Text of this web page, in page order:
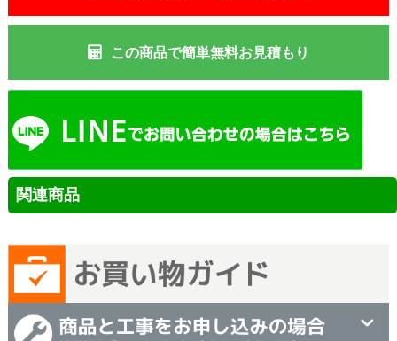
この商品で簡単無料お見積もり
関連商品